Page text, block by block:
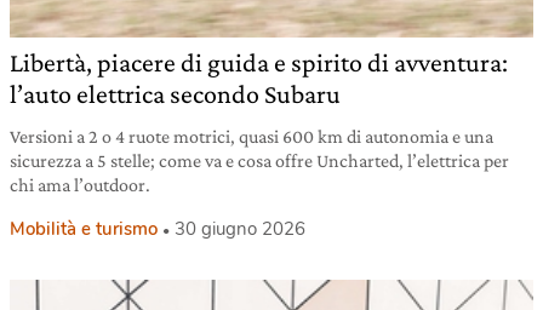
Libertà, piacere di guida e spirito di avventura:
l’auto elettrica secondo Subaru
Versioni a 2 o 4 ruote motrici, quasi 600 km di autonomia e una
sicurezza a 5 stelle; come va e cosa offre Uncharted, l’elettrica per
chi ama l’outdoor.
Mobilità e turismo 30 giugno 2026